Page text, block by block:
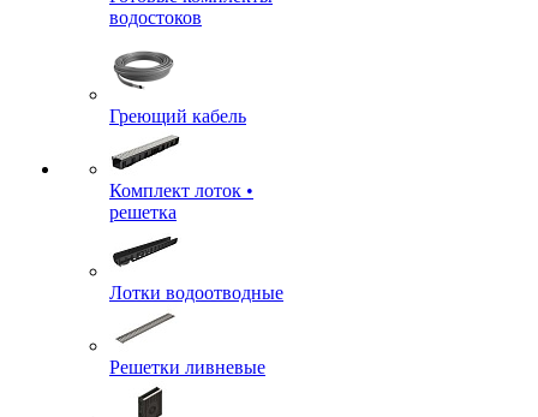
водостоков
Греющий кабель
Комплект лоток •
решетка
Лотки водоотводные
Решетки ливневые